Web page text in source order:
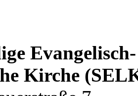
Evangelisch-
Kirche